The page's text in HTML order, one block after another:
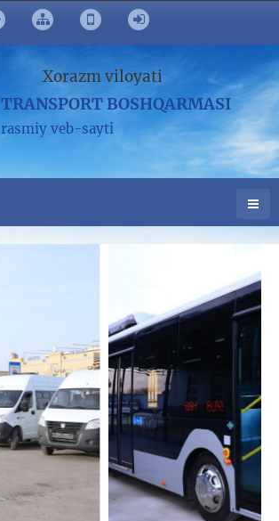
Xorazm viloyati
TRANSPORT BOSHQARMASI
rasmiy veb-sayti